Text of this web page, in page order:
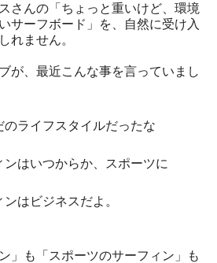
さんの「ちょっと重いけど、環境
サーフボード」を、自然に受け入
れません。
が、最近こんな事を言っていまし
のライフスタイルだったな
ンはいつからか、スポーツに
はビジネスだよ。
」も「スポーツのサーフィン」も